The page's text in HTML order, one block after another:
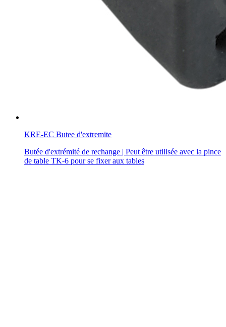
KRE-EC Butee d'extremite
Butée d'extrémité de rechange | Peut être utilisée avec la pince
de table TK-6 pour se fixer aux tables